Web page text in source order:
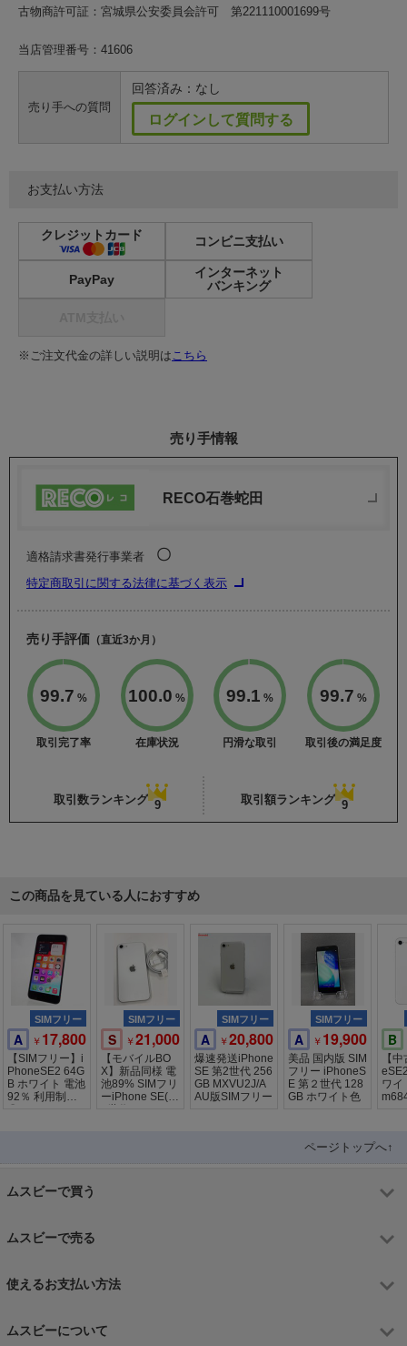
古物商許可証：宮城県公安委員会許可 第221110001699号
当店管理番号：41606
売り手への質問
回答済み：なし
ログインして質問する
お支払い方法
クレジットカード コンビニ支払い
PayPay
インターネット
バンキング
※ご注文代金の詳しい説明はこちら
売り手情報
RECO石巻蛇田
適格請求書発行事業者 〇
特定商取引に関する法律に基づく表示
売り手評価 （直近3か月）
99.7 %
取引完了率
100.0 %
在庫状況
99.1 %
円滑な取引
99.7 %
取引後の満足度
取引数ランキング 9 取引額ランキング 9
この商品を見ている人におすすめ
SIMフリー
A ￥17,800
【SIMフリー】i
PhoneSE2 64G
B ホワイト 電池
92％ 利用制限
SIMフリー
S ￥21,000
【モバイルBO
X】新品同様 電
池89% SIMフリ
ーiPhone SE(第
SIMフリー
A ￥20,800
爆速発送iPhone
SE 第2世代 256
GB MXVU2J/A
AU版SIMフリー
SIMフリー
A ￥19,900
美品 国内版 SIM
フリー iPhoneS
E 第２世代 128
GB ホワイト色
B
【
ワイ
ページトップへ↑
ムスビーで買う
ムスビーで売る
使えるお支払い方法
ムスビーについて